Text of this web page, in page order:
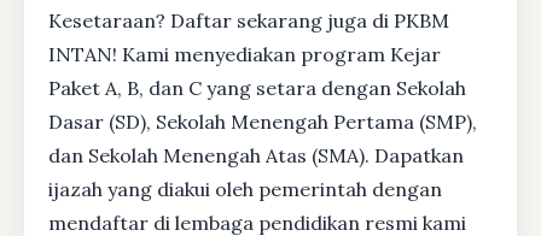
Kesetaraan? Daftar sekarang juga di PKBM
INTAN! Kami menyediakan program Kejar
Paket A, B, dan C yang setara dengan Sekolah
Dasar (SD), Sekolah Menengah Pertama (SMP),
dan Sekolah Menengah Atas (SMA). Dapatkan
ijazah yang diakui oleh pemerintah dengan
mendaftar di lembaga pendidikan resmi kami